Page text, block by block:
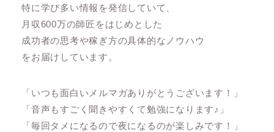
特に学び多い情報を発信していて、
月収600万の師匠をはじめとした
成功者の思考や稼ぎ方の具体的なノウハウ
をお届けしています。
「いつも面白いメルマガありがとうございます！」
「音声もすごく聞きやすくて勉強になります♪」
「毎回タメになるので夜になるのが楽しみです！」